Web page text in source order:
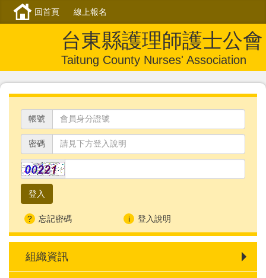
回首頁 線上報名
台東縣護理師護士公會
Taitung County Nurses' Association
帳號
密碼
忘記密碼 登入說明
組織資訊